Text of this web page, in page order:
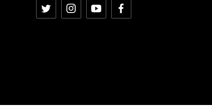
Twitter InstagramYouTubeFacebook